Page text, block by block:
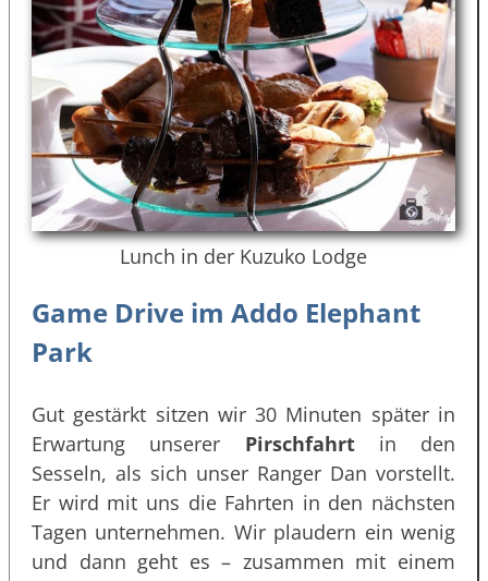
Lunch in der Kuzuko Lodge
Game Drive im Addo Elephant
Park
Gut gestärkt sitzen wir 30 Minuten später in
Erwartung unserer Pirschfahrtin den
Sesseln, als sich unser Ranger Dan vorstellt.
Er wird mit uns die Fahrten in den nächsten
Tagen unternehmen. Wir plaudern ein wenig
und dann geht es – zusammen mit einem